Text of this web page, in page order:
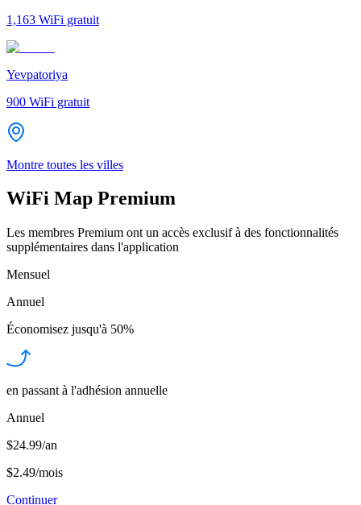
1,163 WiFi gratuit
Yevpatoriya
900 WiFi gratuit
Montre toutes les villes
WiFi Map Premium
Les membres Premium ont un accès exclusif à des fonctionnalités
supplémentaires dans l'application
Mensuel
Annuel
Économisez jusqu'à 50%
en passant à l'adhésion annuelle
Annuel
$24.99/an
$2.49/mois
Continuer